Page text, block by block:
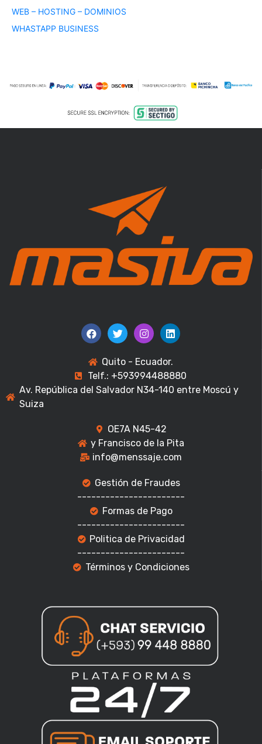
WEB – HOSTING – DOMINIOS
WHASTAPP BUSINESS
Quito - Ecuador.
Telf.: +593994488880
Av. República del Salvador N34-140 entre Moscú y
Suiza
OE7A N45-42
y Francisco de la Pita
info@menssaje.com
Gestión de Fraudes
-----------------------
Formas de Pago
-----------------------
Politica de Privacidad
-----------------------
Términos y Condiciones